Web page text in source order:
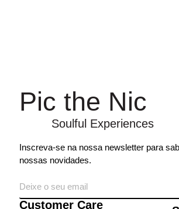
Pic the Nic
Soulful Experiences
Inscreva-se na nossa newsletter para
nossas novidades.
Customer Care